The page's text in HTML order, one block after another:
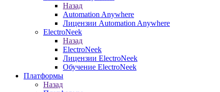
Назад
Automation Anywhere
Лицензии Automation Anywhere
ElectroNeek
Назад
ElectroNeek
Лицензии ElectroNeek
Обучение ElectroNeek
Платформы
Назад